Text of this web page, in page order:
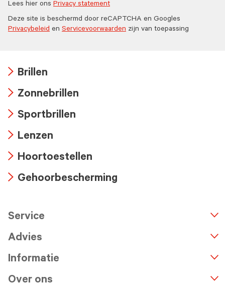
Lees hier ons Privacy statement
Deze site is beschermd door reCAPTCHA en Googles
Privacybeleid en Servicevoorwaarden zijn van toepassing
icon
Brillen
icon
Zonnebrillen
icon
Sportbrillen
icon
Lenzen
icon
Hoortoestellen
Gehoorbescherming
Service
Advies
Informatie
Over ons